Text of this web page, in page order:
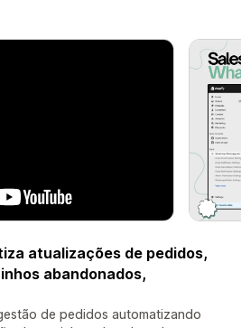
atualizações de pedidos,
abandonados,
de pedidos automatizando